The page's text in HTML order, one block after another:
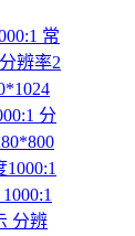
常
辨率2
分
分辨